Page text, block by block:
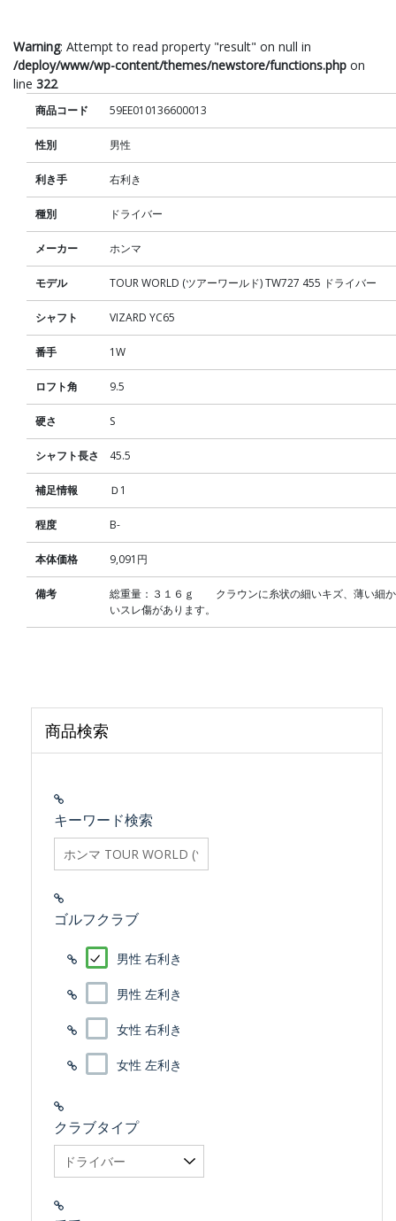
Warning: Attempt to read property "result" on null in
/deploy/www/wp-content/themes/newstore/functions.php on
line 322
商品コード 59EE010136600013
性別 男性
利き手 右利き
種別 ドライバー
メーカー ホンマ
モデル TOUR WORLD (ツアーワールド) TW727 455 ドライバー
シャフト VIZARD YC65
番手 1W
ロフト角 9.5
硬さ S
シャフト長さ 45.5
補足情報 Ｄ1
程度 B-
本体価格 9,091円
備考
総重量：３１６ｇ クラウンに糸状の細いキズ、薄い細か
いスレ傷があります。
商品検索
キーワード検索
searchfilter_pro
ゴルフクラブ
男性 右利き
男性 左利き
女性 右利き
女性 左利き
クラブタイプ